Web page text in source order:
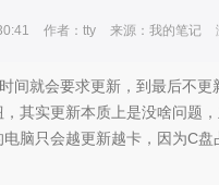
作者：tty 来源：我的笔记
间就会要求更新，到最后不更
，其实更新本质上是没啥问题
脑只会越更新越卡，因为C盘